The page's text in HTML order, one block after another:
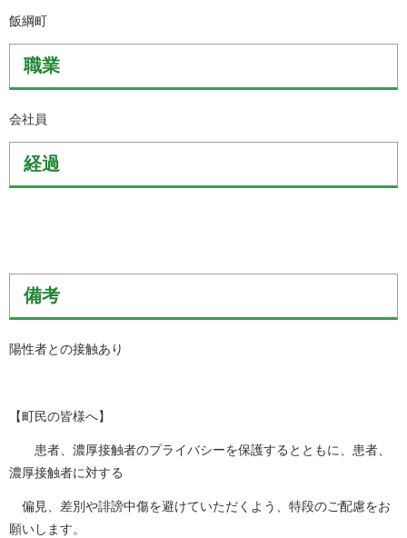
飯綱町
職業
会社員
経過
備考
陽性者との接触あり
【町民の皆様へ】
患者、濃厚接触者のプライバシーを保護するとともに、患者、
濃厚接触者に対する
偏見、差別や誹謗中傷を避けていただくよう、特段のご配慮をお
願いします。